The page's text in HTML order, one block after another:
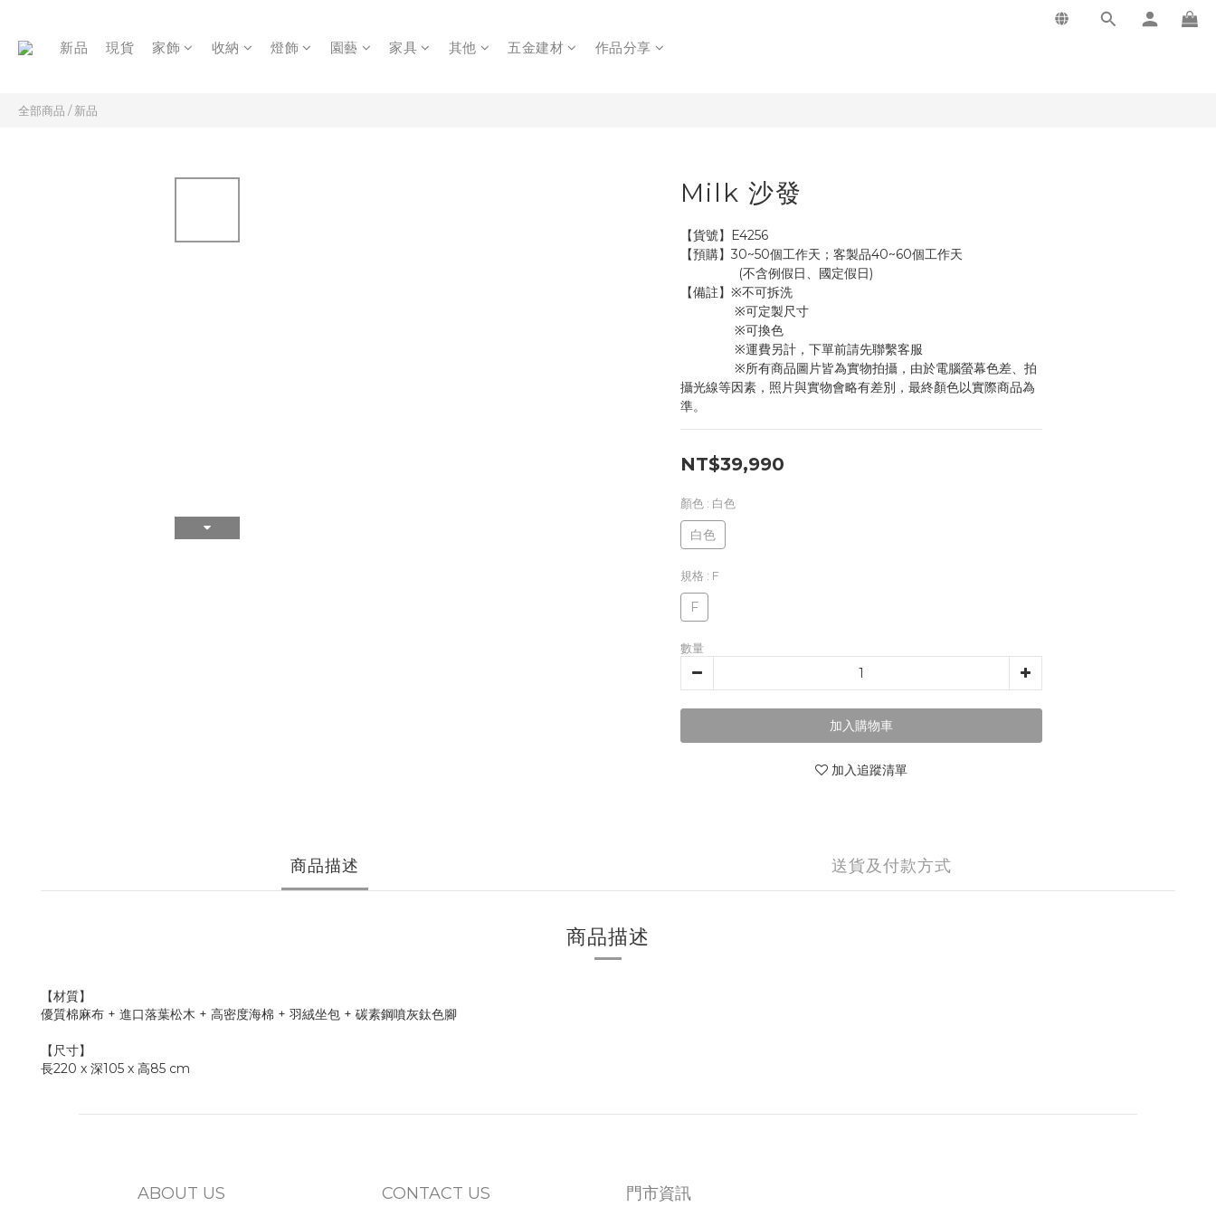
新品 現貨 家飾 收納 燈飾 園藝 家具 其他 五金建材 作品分享
全部商品 /新品
Milk 沙發
【貨號】E4256
【預購】30~50個工作天；客製品40~60個工作天
                (不含例假日、國定假日)
【備註】※不可拆洗
               ※可定製尺寸
               ※可換色
               ※運費另計，下單前請先聯繫客服
攝光線等因素，照片與實物會略有差別，最終顏色以實際商品為
準。
NT$39,990
顏色 : 白色
白色
規格 : F
F
數量
加入購物車
加入追蹤清單
商品描述 送貨及付款方式
商品描述
【材質】
優質棉麻布 + 進口落葉松木 + 高密度海棉 + 羽絨坐包 + 碳素鋼噴灰鈦色腳
【尺寸】
長220 x 深105 x 高85 cm
ABOUT US CONTACT US 門市資訊